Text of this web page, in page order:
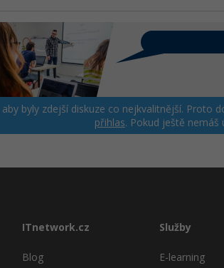
byly zdejší diskuze co nejkvalitnější.
přihlas. Pokud ještě nemáš
ITnetwork.cz
Blog
Služby
E-learning